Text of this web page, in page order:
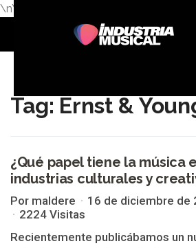
\n\n
Tag: Ernst &
¿Qué papel tiene la música
industrias culturales y
Por maldere
16 de diciembre de
2224 Visitas
Recientemente publicábamos un